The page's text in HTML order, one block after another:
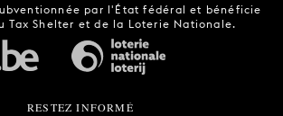
par l'État fédéral et bénéficie
Tax Shelter et de la Loterie Nationale.
RESTEZ INFORMÉ